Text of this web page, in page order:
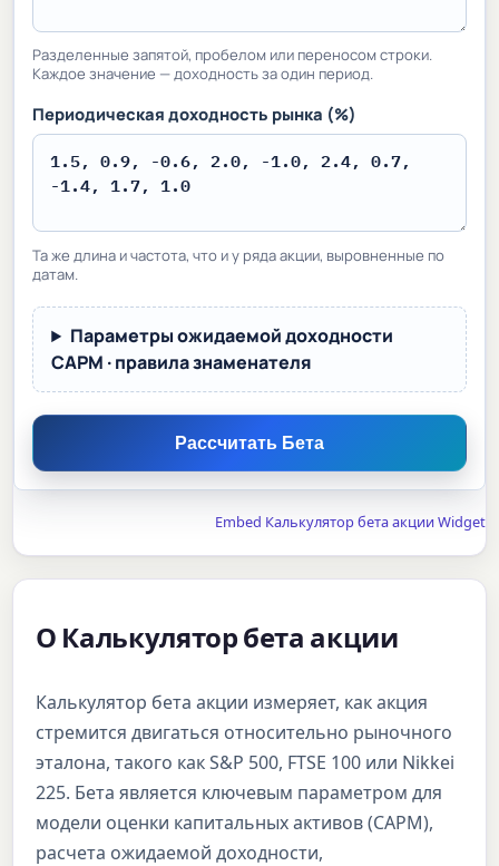
Разделенные запятой, пробелом или переносом строки.
Каждое значение — доходность за один период.
Периодическая доходность рынка (%)
Та же длина и частота, что и у ряда акции, выровненные по
датам.
Параметры ожидаемой доходности
CAPM · правила знаменателя
Рассчитать Бета
Embed Калькулятор бета акции Widget
О Калькулятор бета акции
Калькулятор бета акции измеряет, как акция
стремится двигаться относительно рыночного
эталона, такого как S&P 500, FTSE 100 или Nikkei
225. Бета является ключевым параметром для
модели оценки капитальных активов (CAPM),
расчета ожидаемой доходности,